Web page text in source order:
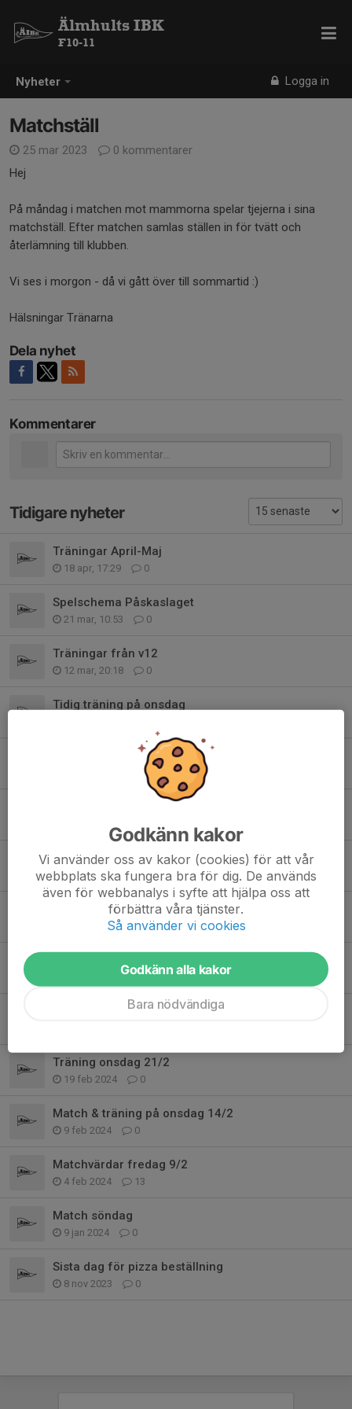
Nyheter Logga in
Älmhults IBK
F10-11
Matchställ
25 mar 2023
0 kommentarer
Hej
På måndag i matchen mot mammorna spelar tjejerna i sina
matchställ. Efter matchen samlas ställen in för tvätt och
återlämning till klubben.
Vi ses i morgon - då vi gått över till sommartid :)
Hälsningar Tränarna
Dela nyhet
Kommentarer
Tidigare nyheter
Träningar April-Maj
18 apr, 17:29 0
Spelschema Påskaslaget
21 mar, 10:53 0
Träningar från v12
12 mar, 20:18 0
Tidig träning på onsdag
Träningstid onsdag
0
Söndagsträningen inställd
Ny träningstid på onsdag
22 feb 2025 0
Träning under höstlovet
23 okt 2024 0
0
Nedkortad träningsdag
Träning onsdag 21/2
19 feb 2024 0
Match & träning på onsdag 14/2
9 feb 2024 0
Matchvärdar fredag 9/2
4 feb 2024 13
Match söndag
9 jan 2024 0
Sista dag för pizza beställning
8 nov 2023 0
Godkänn kakor
Vi använder oss av kakor (cookies) för att vår
webbplats ska fungera bra för dig. De används
även för webbanalys i syfte att hjälpa oss att
förbättra våra tjänster.
Så använder vi cookies
Godkänn alla kakor
Bara nödvändiga